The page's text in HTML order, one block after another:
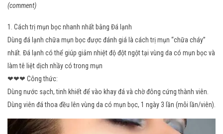
(comment)
1. Cách trị mụn bọc nhanh nhất bằng Đá lạnh
Dùng đá lạnh chữa mụn bọc được đánh giá là cách trị mụn “chữa cháy”
nhất. Đá lạnh có thể giúp giảm nhiệt độ đột ngột tại vùng da có mụn bọc và
làm tê liệt dịch nhầy có trong mụn
❤❤❤ Công thức:
Dùng nước sạch, tinh khiết để vào khay đá và chờ đông cứng thành viên.
Dùng viên đá thoa đều lên vùng da có mụn bọc, 1 ngày 3 lần (mỗi lần/viên).